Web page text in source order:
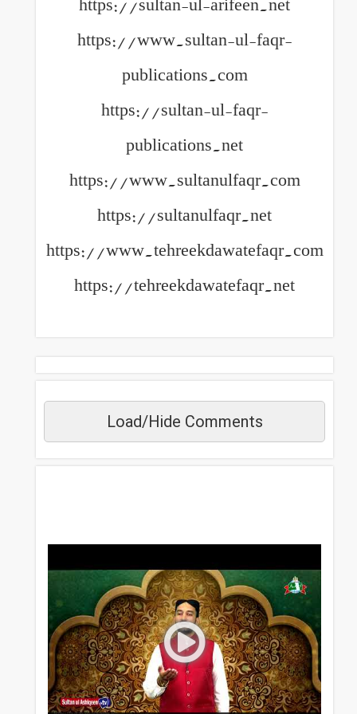
https://sultan-ul-arifeen.net
https://www.sultan-ul-faqr-
publications.com
https://sultan-ul-faqr-
publications.net
https://www.sultanulfaqr.com
https://sultanulfaqr.net
https://www.tehreekdawatefaqr.com
https://tehreekdawatefaqr.net
Load/Hide Comments